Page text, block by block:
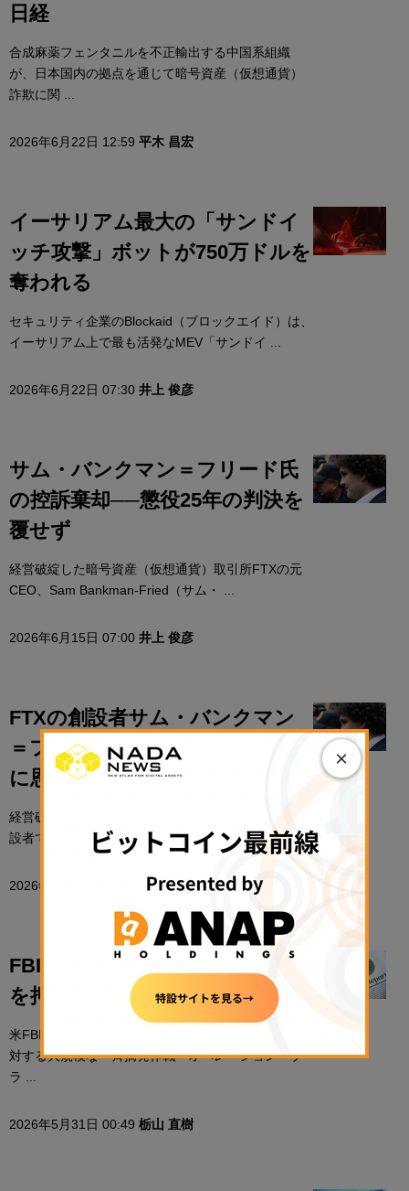
日経
合成麻薬フェンタニルを不正輸出する中国系組織
が、日本国内の拠点を通じて暗号資産（仮想通貨）
詐欺に関 ...
2026年6月22日 12:59 平木 昌宏
イーサリアム最大の「サンドイ
ッチ攻撃」ボットが750万ドルを
奪われる
セキュリティ企業のBlockaid（ブロックエイド）は、
イーサリアム上で最も活発なMEV「サンドイ ...
2026年6月22日 07:30 井上 俊彦
サム・バンクマン＝フリード氏
の控訴棄却──懲役25年の判決を
覆せず
経営破綻した暗号資産（仮想通貨）取引所FTXの元
CEO、Sam Bankman-Fried（サム・ ...
2026年6月15日 07:00 井上 俊彦
FTXの創設者サム・バンクマン
＝フリード氏、トランプ大統領
に恩赦を申請
経営破綻した暗号資産（仮想通貨）取引所FTXの創
設者で元最高経営責任者（CEO）のSam Ba ...
2026年6月9日 07:00 井上 俊彦
FBI、史上最高1.2兆円の暗号資産
を押収──国際詐欺拠点を摘発
米FBIが世界規模で展開される詐欺拠点と組織犯罪に
対する大規模な一斉摘発作戦「オペレーション・ブ
ラ ...
2026年5月31日 00:49 栃山 直樹
×